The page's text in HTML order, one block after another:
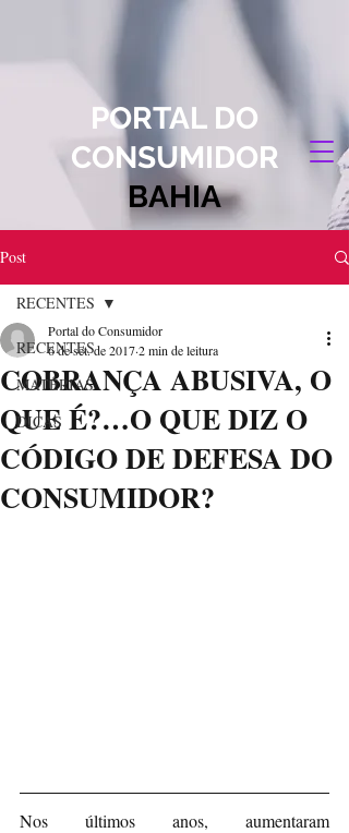
PORTAL DO
CONSUMIDOR
BAHIA
Post
RECENTES
MATÉRIAS
DICAS
RECENTES
COBRANÇA ABUSIVA, O
QUE É?…O QUE DIZ O
CÓDIGO DE DEFESA DO
CONSUMIDOR?
Portal do Consumidor
6 de set. de 20172 min de leitura
Nos últimos anos, aumentaram